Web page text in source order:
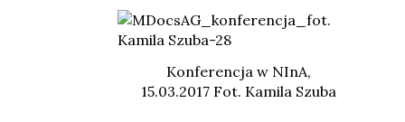
Konferencja w NInA,
15.03.2017 Fot. Kamila Szuba